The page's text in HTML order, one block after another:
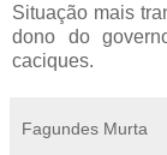
Situação mais
dono do
caciques.
Fagundes Murta